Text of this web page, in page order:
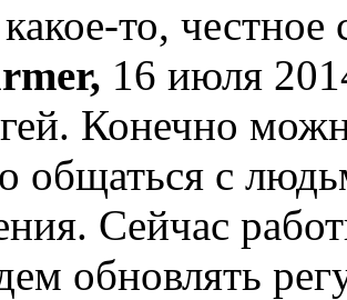
какое-то,
16 июля
Конечно
общаться с
Сейчас
обновлять